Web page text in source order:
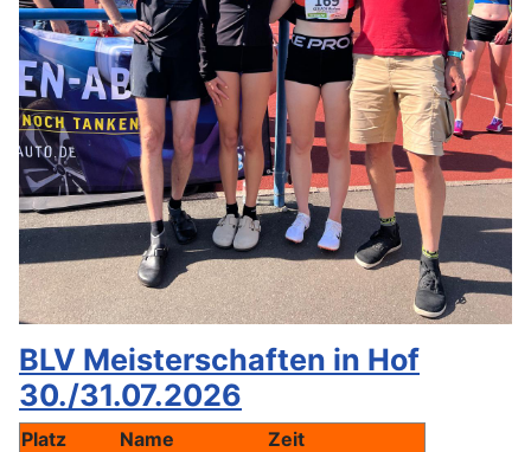
BLV Meisterschaften in Hof
30./31.07.2026
Platz Name
Zeit